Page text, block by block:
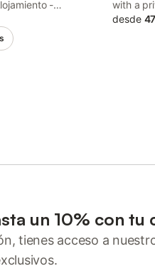
-
15m² - Número
de camas: 2 -
de aseos: 1
incluidas - Ropa de
de jardín
Los importes
a cambios durante
with a
Finca
desde
un 10% con tu
tienes acceso a